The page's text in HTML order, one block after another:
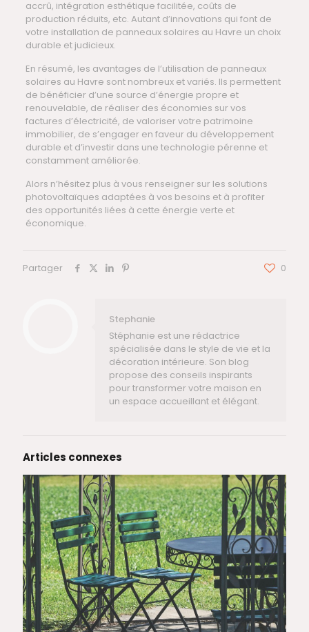
accrû, intégration esthétique facilitée, coûts de
production réduits, etc. Autant d’innovations qui font de
votre installation de panneaux solaires au Havre un choix
durable et judicieux.
En résumé, les avantages de l’utilisation de panneaux
solaires au Havre sont nombreux et variés. Ils permettent
de bénéficier d’une source d’énergie propre et
renouvelable, de réaliser des économies sur vos
factures d’électricité, de valoriser votre patrimoine
immobilier, de s’engager en faveur du développement
durable et d’investir dans une technologie pérenne et
constamment améliorée.
Alors n’hésitez plus à vous renseigner sur les solutions
photovoltaïques adaptées à vos besoins et à profiter
des opportunités liées à cette énergie verte et
économique.
Partager 0
Stephanie
Stéphanie est une rédactrice
spécialisée dans le style de vie et la
décoration intérieure. Son blog
propose des conseils inspirants
pour transformer votre maison en
un espace accueillant et élégant.
Articles connexes